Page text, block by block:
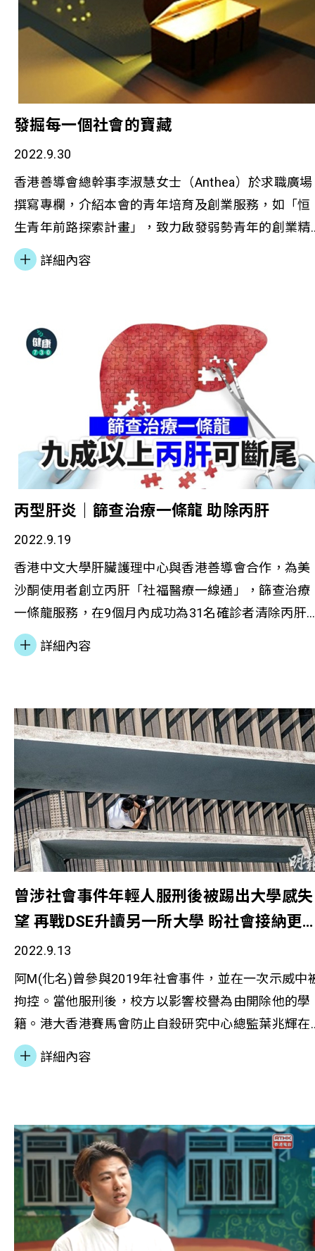
發掘每一個社會的寶藏
2022.9.30
香港善導會總幹事李淑慧女士（Anthea）於求職廣場
撰寫專欄，介紹本會的青年培育及創業服務，如「恒
生青年前路探索計畫」，致力啟發弱勢青年的創業精
神，及提升他們的自我價值。她分享了年輕會友因案
底而放棄夢想，後來卻因參與計畫裝備自己，成功申
在本會創業計畫幫助下，實現製作香薰蠟燭的夢想。
詳細內容
丙型肝炎｜篩查治療一條龍 助除丙肝
2022.9.19
香港中文大學肝臟護理中心與香港善導會合作，為美
沙酮使用者創立丙肝「社福醫療一線通」，篩查治療
一條龍服務，在9個月內成功為31名確診者清除丙肝
毒。
詳細內容
曾涉社會事件年輕人服刑後被踢出大學感失
望 再戰DSE升讀另一所大學 盼社會接納更
者
2022.9.13
阿M(化名)曾參與2019年社會事件，並在一次示威中
拘控。當他服刑後，校方以影響校譽為由開除他的學
籍。港大香港賽馬會防止自殺研究中心總監葉兆輝在
香港善導會邀請下，讓阿M到中心工作，負責謄寫訪
錄音及協助研究。阿M亦重考文憑試，成功升讀另一
詳細內容